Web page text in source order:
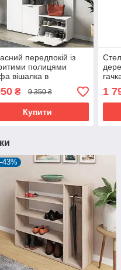
передпокій із
полицями
вішалка в
Гардеробні з
ДСП 140 см
₴ 9 350 ₴
Купити
1